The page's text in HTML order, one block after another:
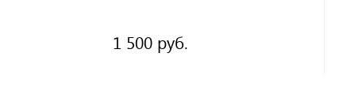
1 500 руб.